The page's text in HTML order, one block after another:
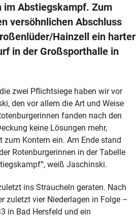
im Abstiegskampf. Zum
versöhnlichen Abschluss
Hainzell ein harter
in der Großsporthalle in
zwei Pflichtsiege haben wir vor
den vor allem die Art und Weise
fanden nach den
keine Lösungen mehr,
Kontern ein. Am Ende stand
Rotenburgerinnen in der Tabelle
weiß Jaschinski.
ins Straucheln geraten. Nach
zuletzt vier Niederlagen in Folge –
in Bad Hersfeld und ein